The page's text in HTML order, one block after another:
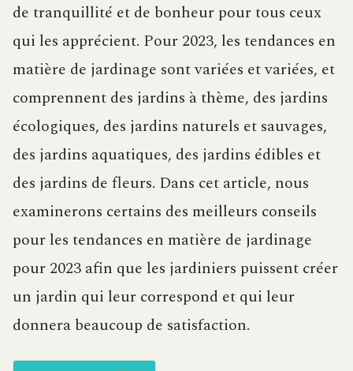
de tranquillité et de bonheur pour tous ceux
qui les apprécient. Pour 2023, les tendances en
matière de jardinage sont variées et variées, et
comprennent des jardins à thème, des jardins
écologiques, des jardins naturels et sauvages,
des jardins aquatiques, des jardins édibles et
des jardins de fleurs. Dans cet article, nous
examinerons certains des meilleurs conseils
pour les tendances en matière de jardinage
pour 2023 afin que les jardiniers puissent créer
un jardin qui leur correspond et qui leur
donnera beaucoup de satisfaction.